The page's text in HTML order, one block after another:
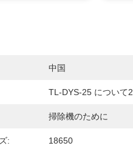
中国
TL-DYS-25 について2
掃除機のために
: 18650